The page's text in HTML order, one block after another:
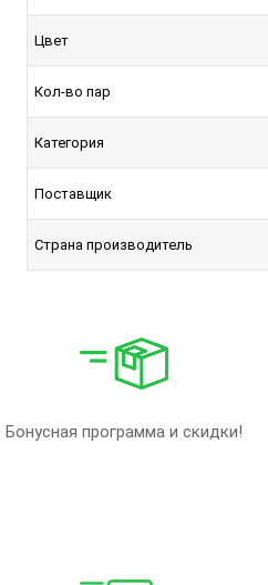
Цвет
Кол-во пар
Категория
Поставщик
Страна производитель
Бонусная программа и скидки!